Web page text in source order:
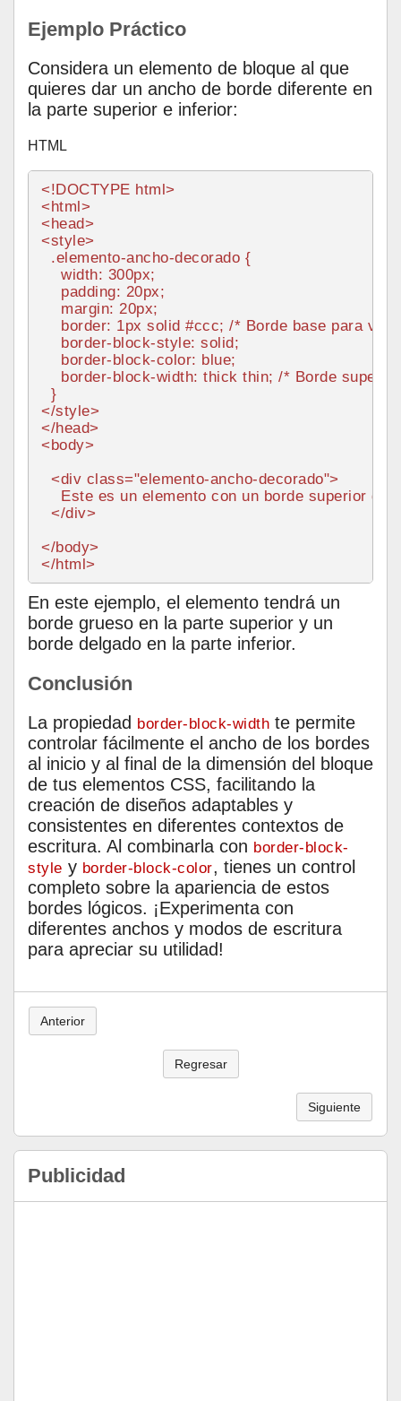
Ejemplo Práctico
Considera un elemento de bloque al que
quieres dar un ancho de borde diferente en
la parte superior e inferior:
HTML
<!DOCTYPE html>
<html>
<head>
<style>
.elemento-ancho-decorado {
width: 300px;
padding: 20px;
margin: 20px;
border: 1px solid #ccc; /* Borde base para ver
border-block-style: solid;
border-block-color: blue;
border-block-width: thick thin; /* Borde
</style>
</head>
<body>
<div class="elemento-ancho-decorado">
Este es un elemento con un borde superior
</div>
</body>
</html>
En este ejemplo, el elemento tendrá un
borde grueso en la parte superior y un
borde delgado en la parte inferior.
Conclusión
La propiedad border-block-width te permite
controlar fácilmente el ancho de los bordes
al inicio y al final de la dimensión del bloque
de tus elementos CSS, facilitando la
creación de diseños adaptables y
consistentes en diferentes contextos de
escritura. Al combinarla con border-block-
style y border-block-color, tienes un control
completo sobre la apariencia de estos
bordes lógicos. ¡Experimenta con
diferentes anchos y modos de escritura
para apreciar su utilidad!
Anterior
Regresar
Siguiente
Publicidad